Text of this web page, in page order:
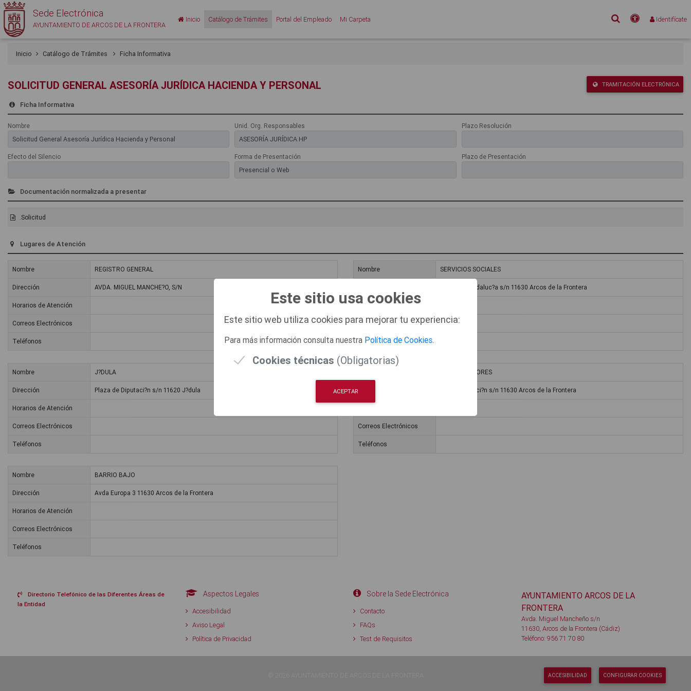
Sede Electrónica
AYUNTAMIENTO DE ARCOS DE LA FRONTERA
Inicio Catálogo de Trámites Portal del Empleado Mi Carpeta BuscarAccesibilidad
Identifícate
Inicio Catálogo de Trámites Ficha Informativa
SOLICITUD GENERAL ASESORÍA JURÍDICA HACIENDA Y PERSONAL TRAMITACIÓN ELECTRÓNICA
Ficha Informativa
Nombre Unid. Org. Responsables Plazo Resolución
Efecto del Silencio Forma de Presentación Plazo de Presentación
Documentación normalizada a presentar
.Solicitud
Lugares de Atención
Nombre REGISTRO GENERAL
Dirección AVDA. MIGUEL MANCHE?O, S/N
Horarios de Atención
Correos Electrónicos
Teléfonos
Nombre SERVICIOS SOCIALES
Paseo de Andaluc?a s/n 11630 Arcos de la Frontera
Horarios de Atención
Correos Electrónicos
Teléfonos
Nombre J?DULA
Dirección Plaza de Diputaci?n s/n 11620 J?dula
Horarios de Atención
Correos Electrónicos
Teléfonos
EMPRENDEDORES
Avda. Diputaci?n s/n 11630 Arcos de la Frontera
Correos Electrónicos
Teléfonos
Nombre BARRIO BAJO
Dirección Avda Europa 3 11630 Arcos de la Frontera
Horarios de Atención
Correos Electrónicos
Teléfonos
Directorio Telefónico de las Diferentes Áreas de
la Entidad
Aspectos Legales
Accesibilidad
Aviso Legal
Política de Privacidad
Sobre la Sede Electrónica
Contacto
FAQs
Test de Requisitos
AYUNTAMIENTO ARCOS DE LA
FRONTERA
Avda. Miguel Mancheño s/n
11630, Arcos de la Frontera (Cádiz)
Teléfono: 956 71 70 80
ACCESIBILIDAD CONFIGURAR COOKIES
Este sitio usa cookies
Este sitio web utiliza cookies para mejorar tu experiencia:
Para más información consulta nuestra Política de Cookies.
Cookies técnicas (Obligatorias)
ACEPTAR